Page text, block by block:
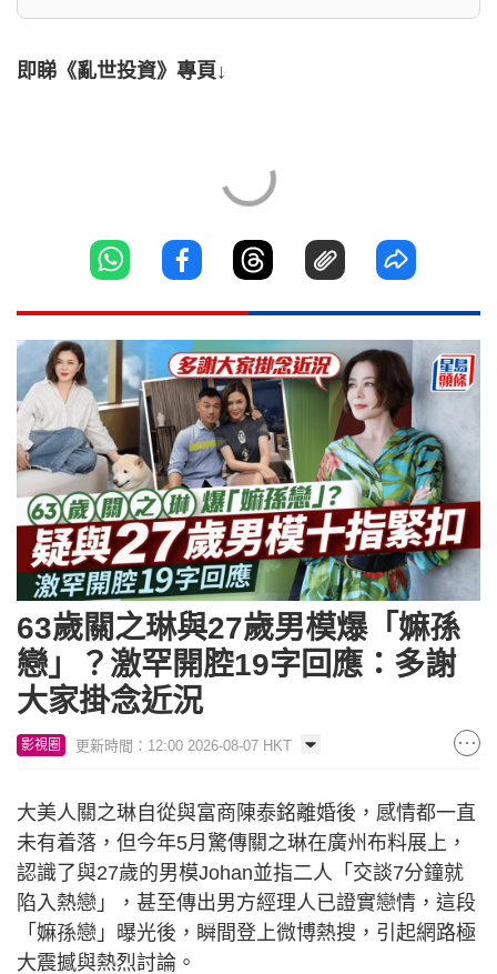
即睇《亂世投資》專頁↓
63歲關之琳與27歲男模爆「嫲孫
戀」？激罕開腔19字回應：多謝
大家掛念近況
影視圈 更新時間：12:00 2026-08-07 HKT
大美人關之琳自從與富商陳泰銘離婚後，感情都一直
未有着落，但今年5月驚傳關之琳在廣州布料展上，
認識了與27歲的男模Johan並指二人「交談7分鐘就
陷入熱戀」，甚至傳出男方經理人已證實戀情，這段
「嫲孫戀」曝光後，瞬間登上微博熱搜，引起網路極
大震撼與熱烈討論。